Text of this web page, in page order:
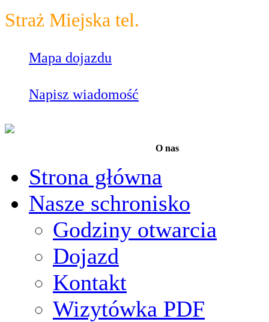
Straż Miejska tel.
Mapa dojazdu
Napisz wiadomość
O nas
Strona główna
Nasze schronisko
Godziny otwarcia
Dojazd
Kontakt
Wizytówka PDF